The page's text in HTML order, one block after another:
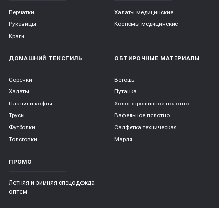
Перчатки
Рукавицы
Краги
Халаты медицинские
Костюмы медицинские
ДОМАШНИЙ ТЕКСТИЛЬ
Сорочки
Халаты
Платья и кофты
Трусы
Футболки
Толстовки
ОБТИРОЧНЫЕ МАТЕРИАЛЫ
Ветошь
Путанка
Холстопрошивное полотно
Вафельное полотно
Салфетка техническая
Марля
ПРОМО
Летняя и зимняя спецодежда
оптом